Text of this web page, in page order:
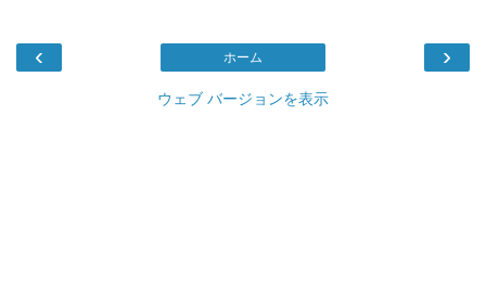
‹ ›
ホーム
ウェブ バージョンを表示